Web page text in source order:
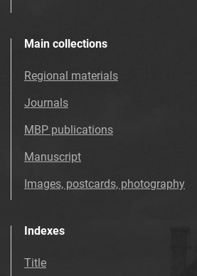
Tarnowskie Azoty : tygodnik.
Tarnowskie Azoty : tygodnik.
36
Tarnowskie Azoty : tygodnik.
Tarnowskie Azoty : tygodnik.
Tarnowskie Azoty : tygodnik.
Main collections
Regional materials
Journals
MBP publications
Manuscript
Images, postcards, photography
Indexes
Title